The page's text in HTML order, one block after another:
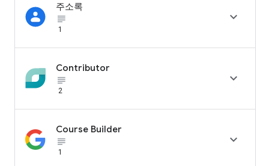
주소록
subject_black
1

Contributor
subject_black
2

Course Builder
subject_black
1
